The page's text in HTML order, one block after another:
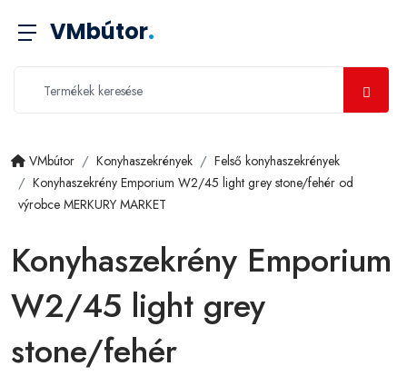
VMbútor.
VMbútor Konyhaszekrények
Felső konyhaszekrények
Konyhaszekrény Emporium W2/45 light grey stone/fehér od
výrobce MERKURY MARKET
Konyhaszekrény Emporium
W2/45 light grey
stone/fehér